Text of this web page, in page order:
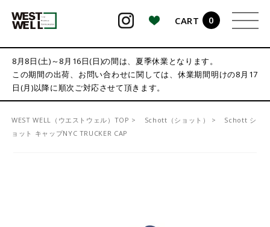
CART
0
8月8日(土)～8月16日(日)の間は、夏季休業となります。
この期間の出荷、お問い合わせに関しては、休業期間明けの8月17
日(月)以降に順次ご対応させて頂きます。
WEST WELL（ウエストウェル）TOP Schott（ショット）
Schott シ
ョット キャップNYC TRUCKER CAP